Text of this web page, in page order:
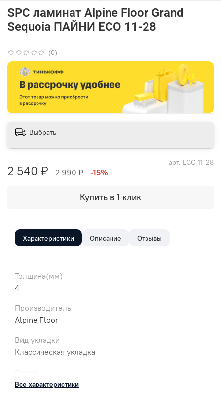
(0)
арт. ECO 11-28
SPC ламинат Alpine Floor Grand
Sequoia ПАЙНИ ECO 11-28
2 540 ₽ 2 990 ₽ -15%
Купить в 1 клик
Выбрать
Характеристики Описание Отзывы
Толщина(мм)
4
Производитель
Alpine Floor
Вид укладки
Классическая укладка
4V
Все характеристики